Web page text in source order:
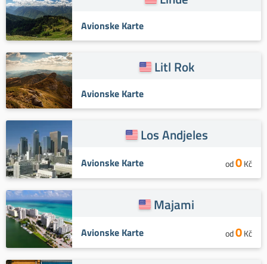
Avionske Karte
Litl Rok
Avionske Karte
Los Andjeles
Avionske Karte od0Kč
Majami
Avionske Karte od0Kč